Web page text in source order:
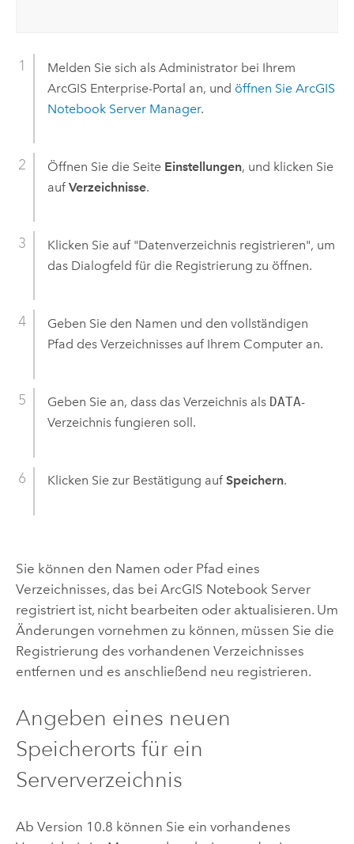
Melden Sie sich als Administrator bei Ihrem
ArcGIS Enterprise-Portal an, und öffnen Sie ArcGIS
Notebook ServerManager.
Öffnen Sie die Seite Einstellungen, und klicken Sie
auf Verzeichnisse.
Klicken Sie auf "Datenverzeichnis registrieren", um
das Dialogfeld für die Registrierung zu öffnen.
Geben Sie den Namen und den vollständigen
Pfad des Verzeichnisses auf Ihrem Computer an.
Geben Sie an, dass das Verzeichnis als DATA-
Verzeichnis fungieren soll.
Klicken Sie zur Bestätigung auf Speichern.
Sie können den Namen oder Pfad eines
Verzeichnisses, das bei ArcGIS Notebook Server
registriert ist, nicht bearbeiten oder aktualisieren. Um
Änderungen vornehmen zu können, müssen Sie die
Registrierung des vorhandenen Verzeichnisses
entfernen und es anschließend neu registrieren.
Angeben eines neuen
Speicherorts für ein
Serververzeichnis
Ab Version 10.8 können Sie ein vorhandenes